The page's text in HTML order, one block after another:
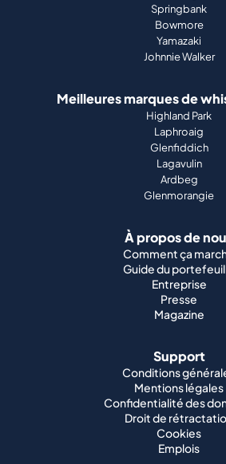
Springbank
Bowmore
Yamazaki
Johnnie Walker
Meilleures marques de
Highland Park
Laphroaig
Glenfiddich
Lagavulin
Ardbeg
Glenmorangie
À propos de
Comment ça
Guide du
Entreprise
Presse
Magazine
Support
Conditions
Mentions légales
Confidentialité des
Droit de
Cookies
Emplois